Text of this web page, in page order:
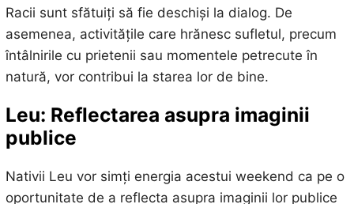
Racii sunt sfătuiți să fie deschiși la dialog. De
asemenea, activitățile care hrănesc sufletul, precum
întâlnirile cu prietenii sau momentele petrecute în
natură, vor contribui la starea lor de bine.
Leu: Reflectarea asupra imaginii
publice
Nativii Leu vor simți energia acestui weekend ca pe o
oportunitate de a reflecta asupra imaginii lor publice